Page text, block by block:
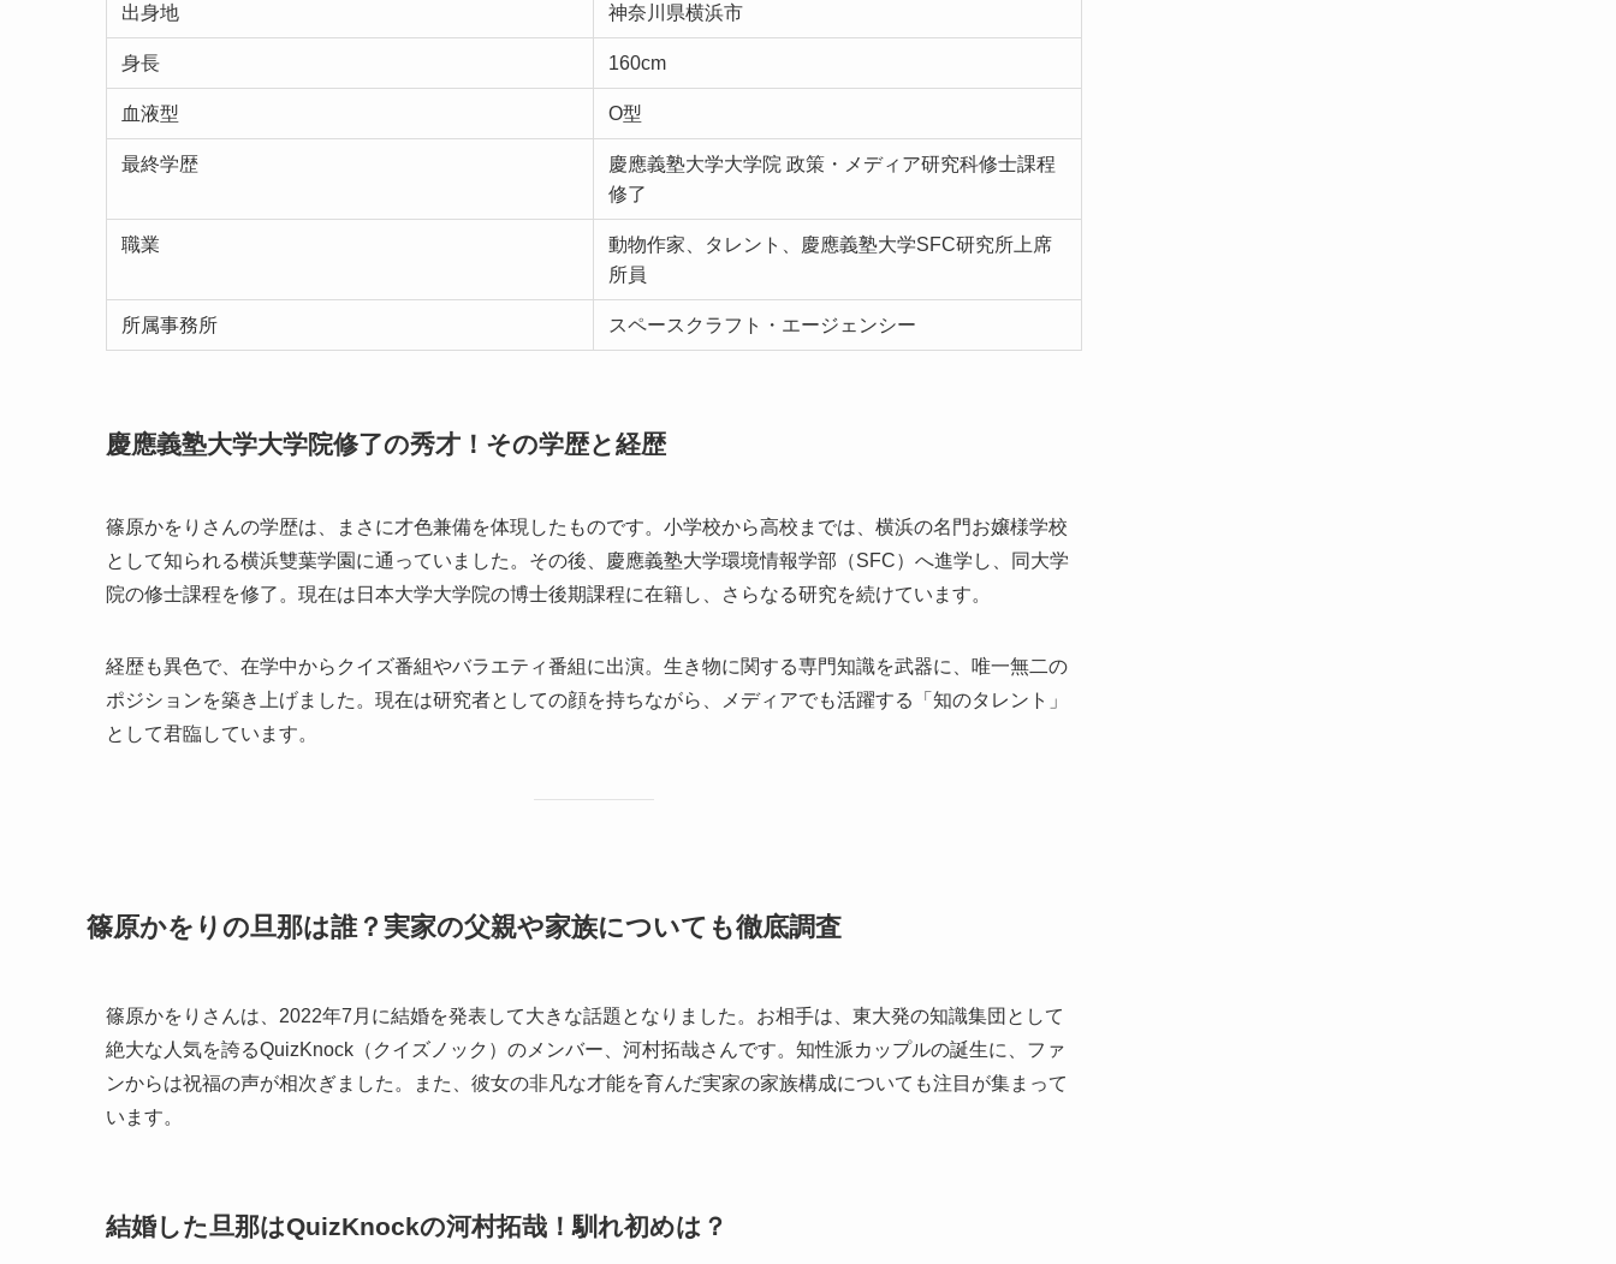
出身地 神奈川県横浜市
身長 160cm
血液型 O型
最終学歴
慶應義塾大学大学院 政策・メディア研究科修士課程
修了
職業
動物作家、タレント、慶應義塾大学SFC研究所上席
所員
所属事務所 スペースクラフト・エージェンシー
慶應義塾大学大学院修了の秀才！その学歴と経歴
篠原かをりさんの学歴は、まさに才色兼備を体現したものです。小学校から高校までは、横浜の名門お嬢様学校
として知られる横浜雙葉学園に通っていました。その後、慶應義塾大学環境情報学部（SFC）へ進学し、同大学
院の修士課程を修了。現在は日本大学大学院の博士後期課程に在籍し、さらなる研究を続けています。
経歴も異色で、在学中からクイズ番組やバラエティ番組に出演。生き物に関する専門知識を武器に、唯一無二の
ポジションを築き上げました。現在は研究者としての顔を持ちながら、メディアでも活躍する「知のタレント」
として君臨しています。
篠原かをりの旦那は誰？実家の父親や家族についても徹底調査
篠原かをりさんは、2022年7月に結婚を発表して大きな話題となりました。お相手は、東大発の知識集団として
絶大な人気を誇るQuizKnock（クイズノック）のメンバー、河村拓哉さんです。知性派カップルの誕生に、ファ
ンからは祝福の声が相次ぎました。また、彼女の非凡な才能を育んだ実家の家族構成についても注目が集まって
います。
結婚した旦那はQuizKnockの河村拓哉！馴れ初めは？